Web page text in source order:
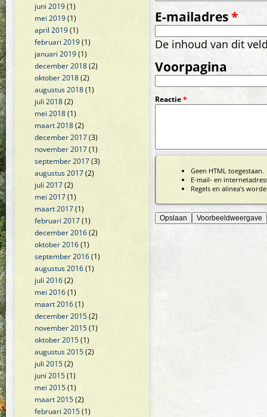
juni 2019(1)
mei 2019(1)
april 2019(1)
februari 2019(1)
januari 2019(1)
december 2018(2)
oktober 2018(2)
augustus 2018(1)
juli 2018(2)
mei 2018(1)
maart 2018(2)
december 2017(3)
november 2017(1)
september 2017(3)
augustus 2017(2)
juli 2017(2)
mei 2017(1)
maart 2017(1)
februari 2017(1)
december 2016(2)
oktober 2016(1)
september 2016(1)
augustus 2016(1)
juli 2016(2)
mei 2016(1)
maart 2016(1)
december 2015(2)
november 2015(1)
oktober 2015(1)
augustus 2015(2)
juli 2015(2)
juni 2015(1)
mei 2015(1)
maart 2015(2)
februari 2015(1)
E-mailadres*
De inhoud van dit
Voorpagina
Reactie*
Geen HTML toegestaan.
E-mail- en
Regels en alinea's